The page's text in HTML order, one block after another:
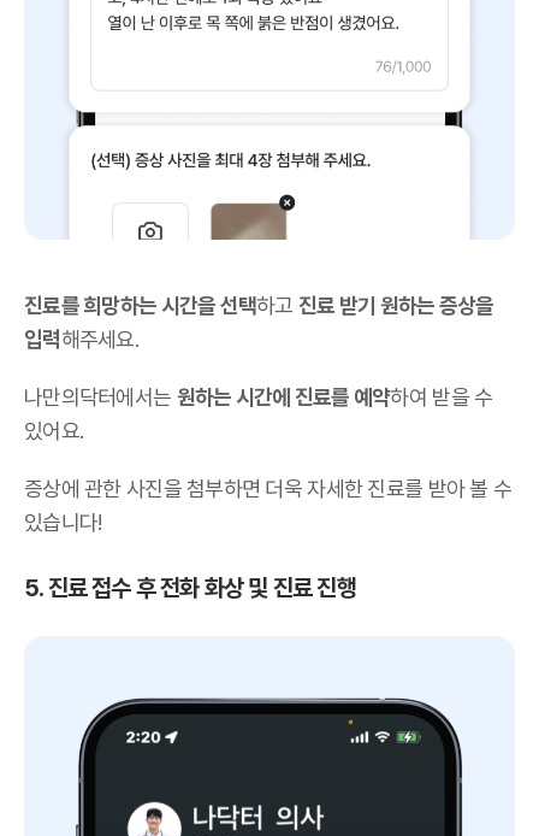
진료를 희망하는 시간을 선택하고 진료 받기 원하는 증상을
입력해주세요.
나만의닥터에서는 원하는 시간에 진료를 예약하여 받을 수
있어요.
증상에 관한 사진을 첨부하면 더욱 자세한 진료를 받아 볼 수
있습니다!
5. 진료 접수 후 전화 화상 및 진료 진행